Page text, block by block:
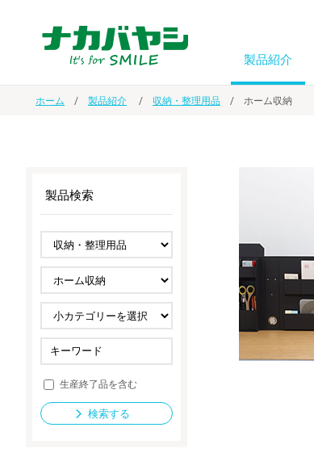
製品紹介
スマートフォン・
タブレット関連
防災・
セキュリティ用品
法人向け製品
オーダー手帳・ノベルティ制作
ドキュメントスキャニングサービス
導入事例
IR情報
サステナビリティ
ホーム 製品紹介 収納・整理用品 ホーム収納
製品検索
生産終了品を含む
検索する